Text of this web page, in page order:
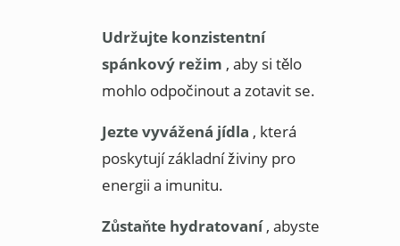
Udržujte konzistentní
spánkový režim , aby si tělo
mohlo odpočinout a zotavit se.
Jezte vyvážená jídla , která
poskytují základní živiny pro
energii a imunitu.
Zůstaňte hydratovaní, abyste